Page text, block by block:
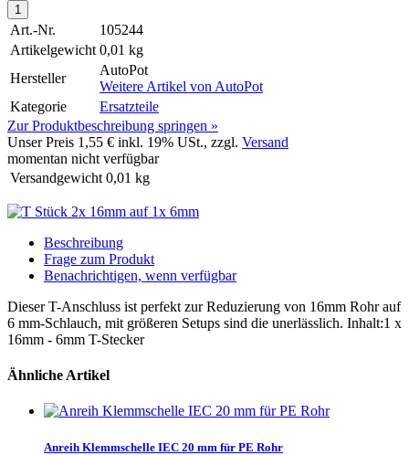
Art.-Nr.
105244
Artikelgewicht 0,01 kg
Hersteller
AutoPot
Weitere Artikel von AutoPot
Kategorie
Ersatzteile
Zur Produktbeschreibung springen »
Unser Preis 1,55 € inkl. 19% USt., zzgl. Versand
momentan nicht verfügbar
Versandgewicht 0,01 kg
Beschreibung
Frage zum Produkt
Benachrichtigen, wenn verfügbar
Dieser T-Anschluss ist perfekt zur Reduzierung von 16mm Rohr auf
6 mm-Schlauch, mit größeren Setups sind die unerlässlich. Inhalt:1 x
16mm - 6mm T-Stecker
Ähnliche Artikel
Anreih Klemmschelle IEC 20 mm für PE Rohr